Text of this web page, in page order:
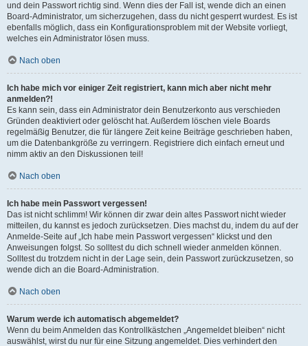
und dein Passwort richtig sind. Wenn dies der Fall ist, wende dich an einen
Board-Administrator, um sicherzugehen, dass du nicht gesperrt wurdest. Es ist
ebenfalls möglich, dass ein Konfigurationsproblem mit der Website vorliegt,
welches ein Administrator lösen muss.
Nach oben
Ich habe mich vor einiger Zeit registriert, kann mich aber nicht mehr
anmelden?!
Es kann sein, dass ein Administrator dein Benutzerkonto aus verschieden
Gründen deaktiviert oder gelöscht hat. Außerdem löschen viele Boards
regelmäßig Benutzer, die für längere Zeit keine Beiträge geschrieben haben,
um die Datenbankgröße zu verringern. Registriere dich einfach erneut und
nimm aktiv an den Diskussionen teil!
Nach oben
Ich habe mein Passwort vergessen!
Das ist nicht schlimm! Wir können dir zwar dein altes Passwort nicht wieder
mitteilen, du kannst es jedoch zurücksetzen. Dies machst du, indem du auf der
Anmelde-Seite auf „Ich habe mein Passwort vergessen“ klickst und den
Anweisungen folgst. So solltest du dich schnell wieder anmelden können.
Solltest du trotzdem nicht in der Lage sein, dein Passwort zurückzusetzen, so
wende dich an die Board-Administration.
Nach oben
Warum werde ich automatisch abgemeldet?
Wenn du beim Anmelden das Kontrollkästchen „Angemeldet bleiben“ nicht
auswählst, wirst du nur für eine Sitzung angemeldet. Dies verhindert den